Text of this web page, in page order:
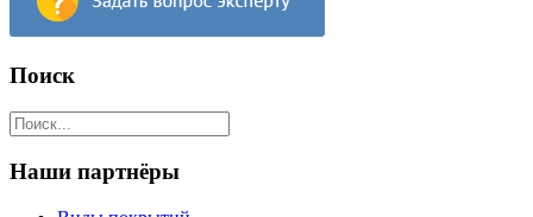
Поиск
Наши партнёры